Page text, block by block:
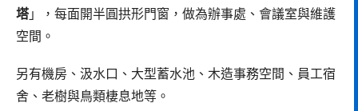
塔 」，每面開半圓拱形門窗，做為辦事處、會議室與維護
空間。
另有機房、汲水口、大型蓄水池、木造事務空間、員工宿
舍、老樹與鳥類棲息地等。